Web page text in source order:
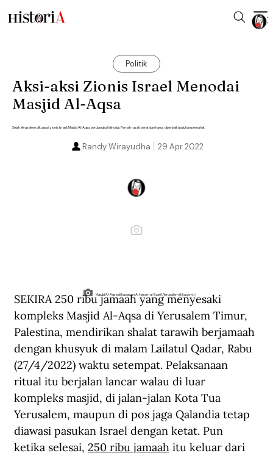
Politik
Aksi-aksi Zionis Israel Menodai
Masjid Al-Aqsa
Sejak Yerusalem dikuasai zionis Israel, Masjid Al-Aqsa berulangkali dinodai. Pernah rusak berat dan harus diperbaiki puluhan pemahat.
29 Apr 2022
Randy Wirayudha
Masjid Al-Aqsa di kawasan Al Haram al-Syarif, Yerusalem (tika.gov.tr)
SEKIRA 250 ribu jamaah yang menyesaki
kompleks Masjid Al-Aqsa di Yerusalem Timur,
Palestina, mendirikan shalat tarawih berjamaah
dengan khusyuk di malam Lailatul Qadar, Rabu
(27/4/2022) waktu setempat. Pelaksanaan
ritual itu berjalan lancar walau di luar
kompleks masjid, di jalan-jalan Kota Tua
Yerusalem, maupun di pos jaga Qalandia tetap
diawasi pasukan Israel dengan ketat. Pun
ketika selesai, 250 ribu jamaah itu keluar dari